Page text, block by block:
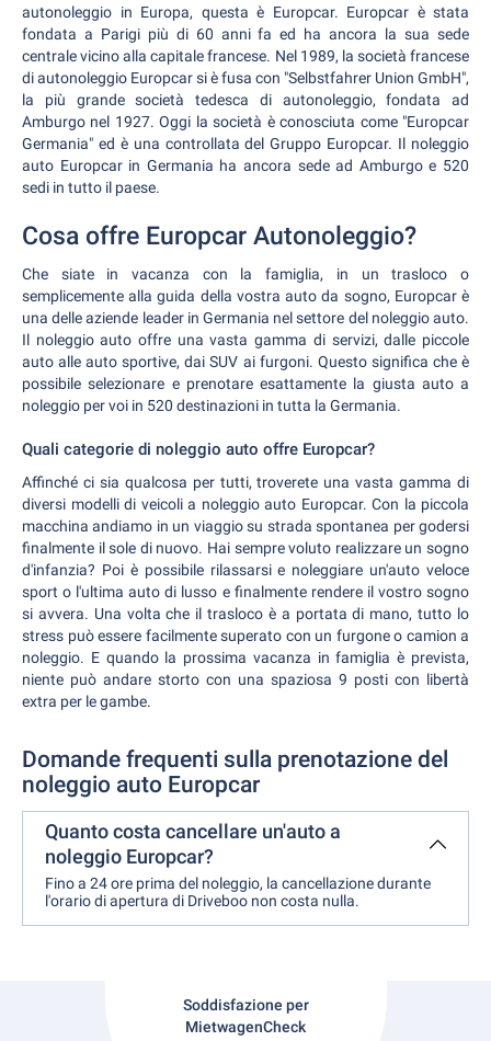
autonoleggio in Europa, questa è Europcar. Europcar è stata
fondata a Parigi più di 60 anni fa ed ha ancora la sua sede
centrale vicino alla capitale francese. Nel 1989, la società francese
di autonoleggio Europcar si è fusa con "Selbstfahrer Union GmbH",
la più grande società tedesca di autonoleggio, fondata ad
Amburgo nel 1927. Oggi la società è conosciuta come "Europcar
Germania" ed è una controllata del Gruppo Europcar. Il noleggio
auto Europcar in Germania ha ancora sede ad Amburgo e 520
sedi in tutto il paese.
Cosa offre Europcar Autonoleggio?
Che siate in vacanza con la famiglia, in un trasloco o
semplicemente alla guida della vostra auto da sogno, Europcar è
una delle aziende leader in Germania nel settore del noleggio auto.
Il noleggio auto offre una vasta gamma di servizi, dalle piccole
auto alle auto sportive, dai SUV ai furgoni. Questo significa che è
possibile selezionare e prenotare esattamente la giusta auto a
noleggio per voi in 520 destinazioni in tutta la Germania.
Quali categorie di noleggio auto offre Europcar?
Affinché ci sia qualcosa per tutti, troverete una vasta gamma di
diversi modelli di veicoli a noleggio auto Europcar. Con la piccola
macchina andiamo in un viaggio su strada spontanea per godersi
finalmente il sole di nuovo. Hai sempre voluto realizzare un sogno
d'infanzia? Poi è possibile rilassarsi e noleggiare un'auto veloce
sport o l'ultima auto di lusso e finalmente rendere il vostro sogno
si avvera. Una volta che il trasloco è a portata di mano, tutto lo
stress può essere facilmente superato con un furgone o camion a
noleggio. E quando la prossima vacanza in famiglia è prevista,
niente può andare storto con una spaziosa 9 posti con libertà
extra per le gambe.
Domande frequenti sulla prenotazione del
noleggio auto Europcar
Quanto costa cancellare un'auto a
noleggio Europcar?
Fino a 24 ore prima del noleggio, la cancellazione durante
l'orario di apertura di Driveboo non costa nulla.
Soddisfazione per
MietwagenCheck